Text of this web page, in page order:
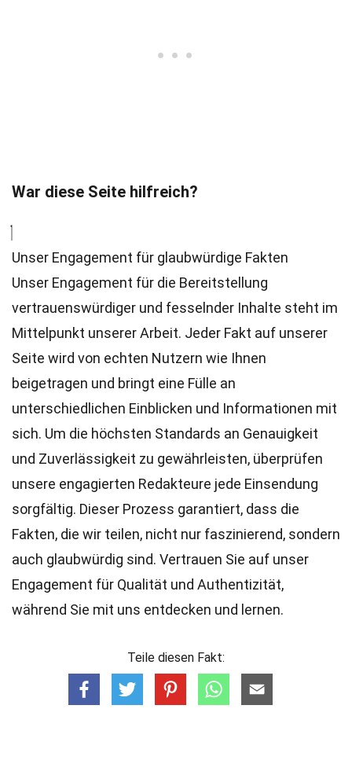
War diese Seite hilfreich?
Unser Engagement für glaubwürdige Fakten
Unser Engagement für die Bereitstellung
vertrauenswürdiger und fesselnder Inhalte steht im
Mittelpunkt unserer Arbeit. Jeder Fakt auf unserer
Seite wird von echten Nutzern wie Ihnen
beigetragen und bringt eine Fülle an
unterschiedlichen Einblicken und Informationen mit
sich. Um die höchsten Standards an Genauigkeit
und Zuverlässigkeit zu gewährleisten, überprüfen
unsere engagierten Redakteure jede Einsendung
sorgfältig. Dieser Prozess garantiert, dass die
Fakten, die wir teilen, nicht nur faszinierend, sondern
auch glaubwürdig sind. Vertrauen Sie auf unser
Engagement für Qualität und Authentizität,
während Sie mit uns entdecken und lernen.
Teile diesen Fakt: